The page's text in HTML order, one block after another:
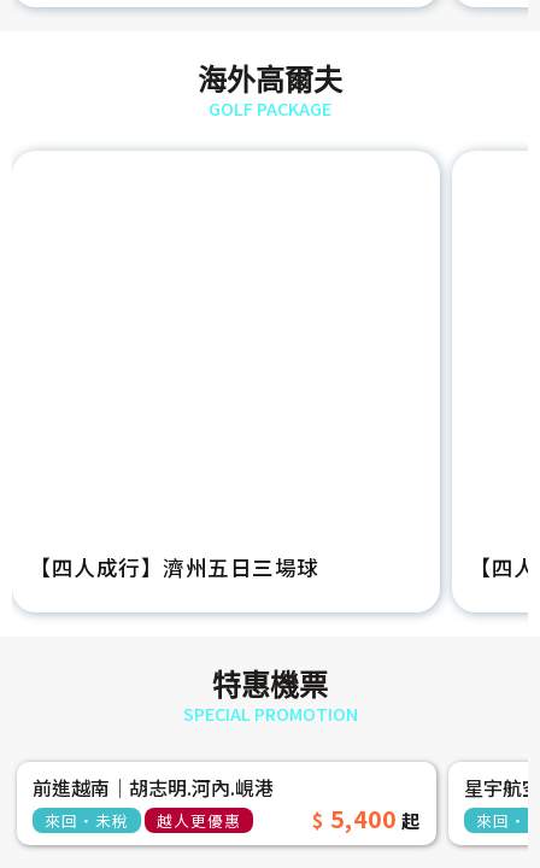
海外高爾夫
GOLF PACKAGE
【四人成行】濟州五日三場球 【四
特惠機票
SPECIAL PROMOTION
前進越南│胡志明.河內.峴港
來回‧未稅 越人更優惠 5,400
星宇航
來回‧